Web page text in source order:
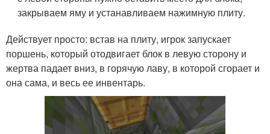
закрываем яму и устанавливаем нажимную плиту.
Действует просто: встав на плиту, игрок запускает
поршень, который отодвигает блок в левую сторону и
жертва падает вниз, в горячую лаву, в которой сгорает и
она сама, и весь ее инвентарь.